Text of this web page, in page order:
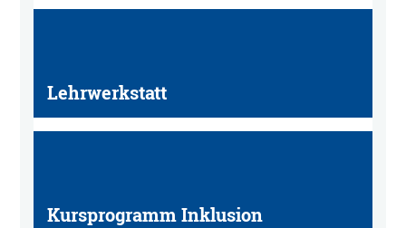
Lehrwerkstatt
Kursprogramm Inklusion